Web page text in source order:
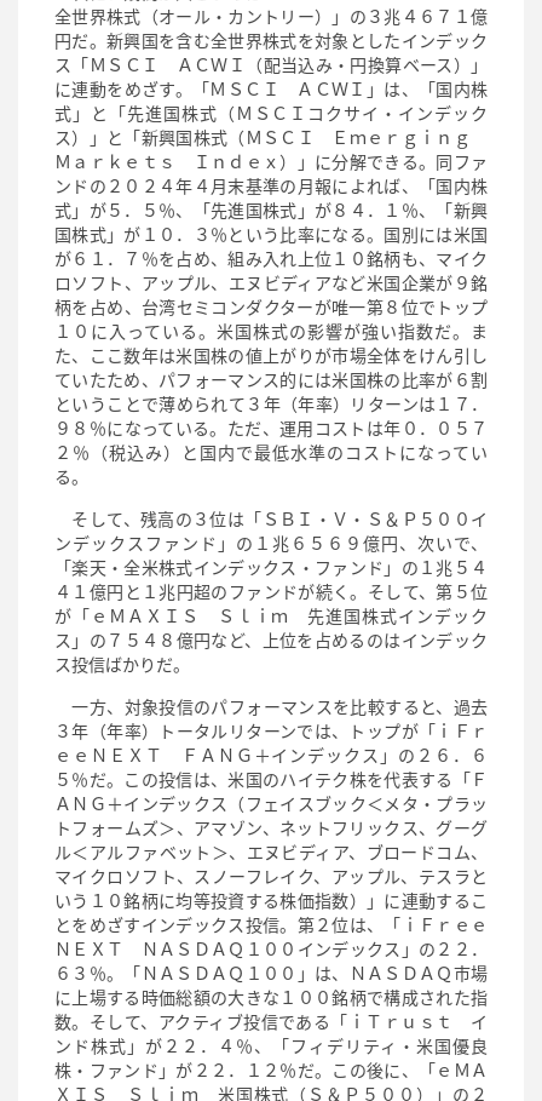
全世界株式（オール・カントリー）」の３兆４６７１億
円だ。新興国を含む全世界株式を対象としたインデック
ス「ＭＳＣＩ ＡＣＷＩ（配当込み・円換算ベース）」
に連動をめざす。「ＭＳＣＩ ＡＣＷＩ」は、「国内株
式」と「先進国株式（ＭＳＣＩコクサイ・インデック
ス）」と「新興国株式（ＭＳＣＩ Ｅｍｅｒｇｉｎｇ
Ｍａｒｋｅｔｓ Ｉｎｄｅｘ）」に分解できる。同ファ
ンドの２０２４年４月末基準の月報によれば、「国内株
式」が５．５％、「先進国株式」が８４．１％、「新興
国株式」が１０．３％という比率になる。国別には米国
が６１．７％を占め、組み入れ上位１０銘柄も、マイク
ロソフト、アップル、エヌビディアなど米国企業が９銘
柄を占め、台湾セミコンダクターが唯一第８位でトップ
１０に入っている。米国株式の影響が強い指数だ。ま
た、ここ数年は米国株の値上がりが市場全体をけん引し
ていたため、パフォーマンス的には米国株の比率が６割
ということで薄められて３年（年率）リターンは１７．
９８％になっている。ただ、運用コストは年０．０５７
２％（税込み）と国内で最低水準のコストになってい
る。
そして、残高の３位は「ＳＢＩ・Ｖ・Ｓ＆Ｐ５００イ
ンデックスファンド」の１兆６５６９億円、次いで、
「楽天・全米株式インデックス・ファンド」の１兆５４
４１億円と１兆円超のファンドが続く。そして、第５位
が「ｅＭＡＸＩＳ Ｓｌｉｍ 先進国株式インデック
ス」の７５４８億円など、上位を占めるのはインデック
ス投信ばかりだ。
一方、対象投信のパフォーマンスを比較すると、過去
３年（年率）トータルリターンでは、トップが「ｉＦｒ
ｅｅＮＥＸＴ ＦＡＮＧ＋インデックス」の２６．６
５％だ。この投信は、米国のハイテク株を代表する「Ｆ
ＡＮＧ＋インデックス（フェイスブック＜メタ・プラッ
トフォームズ＞、アマゾン、ネットフリックス、グーグ
ル＜アルファベット＞、エヌビディア、ブロードコム、
マイクロソフト、スノーフレイク、アップル、テスラと
いう１０銘柄に均等投資する株価指数）」に連動するこ
とをめざすインデックス投信。第２位は、「ｉＦｒｅｅ
ＮＥＸＴ ＮＡＳＤＡＱ１００インデックス」の２２．
６３％。「ＮＡＳＤＡＱ１００」は、ＮＡＳＤＡＱ市場
に上場する時価総額の大きな１００銘柄で構成された指
数。そして、アクティブ投信である「ｉＴｒｕｓｔ イ
ンド株式」が２２．４％、「フィデリティ・米国優良
株・ファンド」が２２．１２％だ。この後に、「ｅＭＡ
ＸＩＳ Ｓｌｉｍ 米国株式（Ｓ＆Ｐ５００）」の２